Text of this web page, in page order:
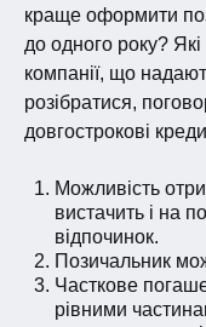
краще оформити
до одного року?
компанії, що
розібратися,
довгострокові
Можливість
вистачить і на
відпочинок.
Позичальник
Часткове
рівними